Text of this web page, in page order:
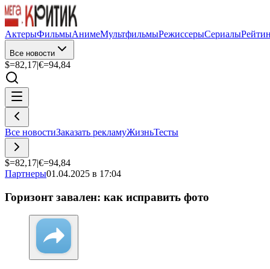
АктерыФильмыАнимеМультфильмыРежиссерыСериалы
Все новости
$=82,17|€=94,84
Все новостиЗаказать рекламуЖизньТесты
$=82,17|€=94,84
Партнеры01.04.2025 в 17:04
Горизонт завален: как исправить фото